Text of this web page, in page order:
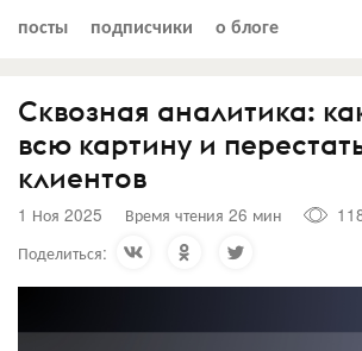
посты подписчики о блоге
Сквозная аналитика:
всю картину и
клиентов
1 Ноя 2025 Время чтения 26 мин
Поделиться: